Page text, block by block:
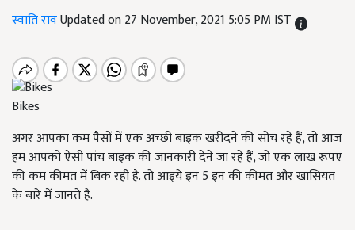
स्वाति रावUpdated on 27 November, 2021 5:05 PM IST
Bikes
अगर आपका कम पैसों में एक अच्छी बाइक खरीदने की सोच रहे हैं, तो आज
हम आपको ऐसी पांच बाइक की जानकारी देने जा रहे हैं, जो एक लाख रूपए
की कम कीमत में बिक रही है. तो आइये इन 5 इन की कीमत और खासियत
के बारे में जानते हैं.